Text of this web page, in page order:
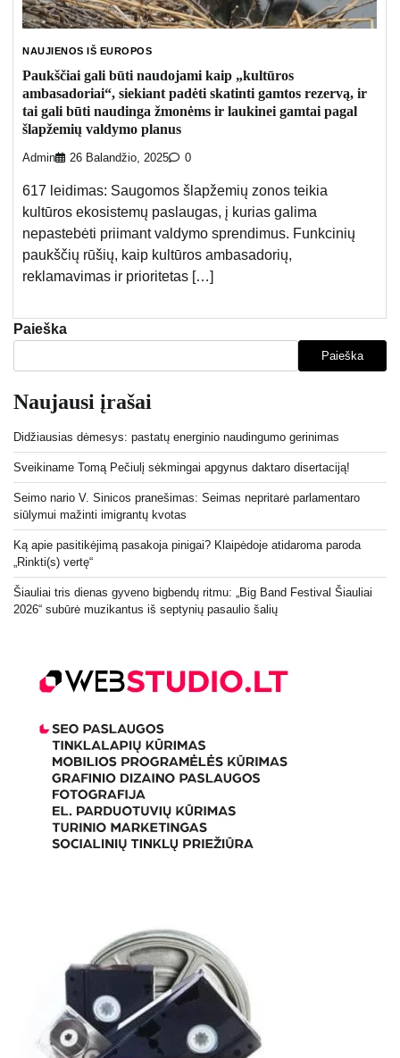
NAUJIENOS IŠ EUROPOS
Paukščiai gali būti naudojami kaip „kultūros
ambasadoriai“, siekiant padėti skatinti gamtos rezervą, ir
tai gali būti naudinga žmonėms ir laukinei gamtai pagal
šlapžemių valdymo planus
Admin 26 Balandžio, 2025 0
617 leidimas: Saugomos šlapžemių zonos teikia
kultūros ekosistemų paslaugas, į kurias galima
nepastebėti priimant valdymo sprendimus. Funkcinių
paukščių rūšių, kaip kultūros ambasadorių,
reklamavimas ir prioritetas […]
Paieška
Paieška
Naujausi įrašai
Didžiausias dėmesys: pastatų energinio naudingumo gerinimas
Sveikiname Tomą Pečiulį sėkmingai apgynus daktaro disertaciją!
Seimo nario V. Sinicos pranešimas: Seimas nepritarė parlamentaro
siūlymui mažinti imigrantų kvotas
Ką apie pasitikėjimą pasakoja pinigai? Klaipėdoje atidaroma paroda
„Rinkti(s) vertę“
Šiauliai tris dienas gyveno bigbendų ritmu: „Big Band Festival Šiauliai
2026“ subūrė muzikantus iš septynių pasaulio šalių